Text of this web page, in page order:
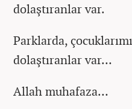
dolaştıranlar var.
Parklarda,
dolaştıranlar var…
Allah muhafaza…